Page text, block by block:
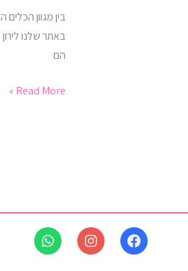
בין מגוון
באתר שלנו
הם
והעצמה
Read More »
F
a
c
I
n
s
W
h
a